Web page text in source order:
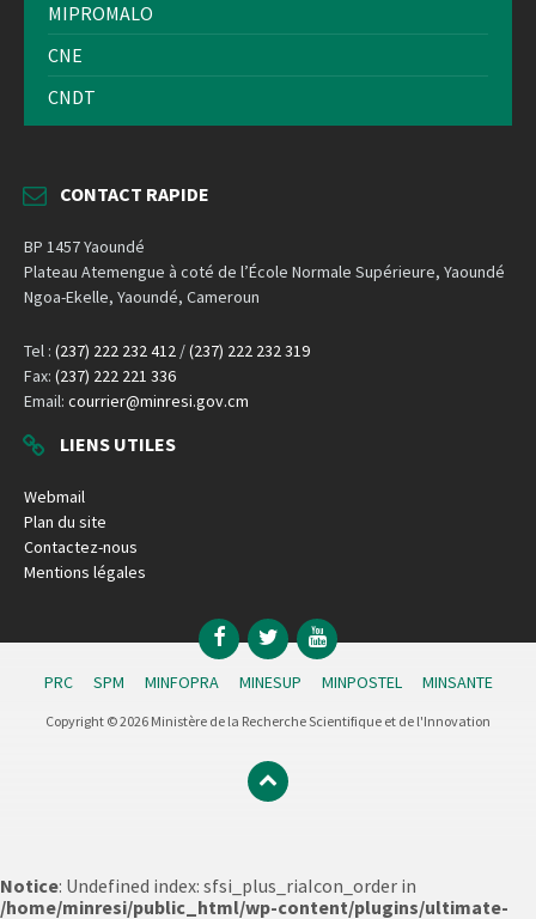
MIPROMALO
CNE
CNDT
CONTACT RAPIDE
BP 1457 Yaoundé
Plateau Atemengue à coté de l’École Normale Supérieure, Yaoundé
Ngoa-Ekelle, Yaoundé, Cameroun
Tel : (237) 222 232 412 /(237) 222 232 319
Fax: (237) 222 221 336
Email: courrier@minresi.gov.cm
LIENS UTILES
Webmail
Plan du site
Contactez-nous
Mentions légales
FacebookTwitterYouTube
PRC SPM MINFOPRA MINESUP MINPOSTEL MINSANTE
Copyright © 2026 Ministère de la Recherche Scientifique et de l'Innovation
Notice: Undefined index: sfsi_plus_riaIcon_order in
/home/minresi/public_html/wp-content/plugins/ultimate-